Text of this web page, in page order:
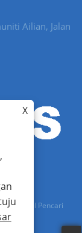
Ailian, Jalan
- Modul Pencari
X